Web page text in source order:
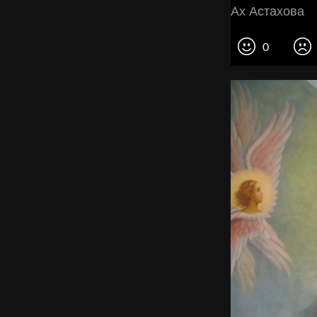
Ах Астахова
0